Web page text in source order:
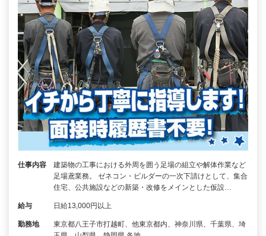
仕事内容
建築物の工事における外周を囲う足場の組立や解体作業など
足場鳶業務。 ゼネコン・ビルダーの一次下請けとして、集合
住宅、公共施設などの新築・改修をメインとした仮設…
給与 日給13,000円以上
勤務地
東京都八王子市打越町、他東京都内、神奈川県、千葉県、埼